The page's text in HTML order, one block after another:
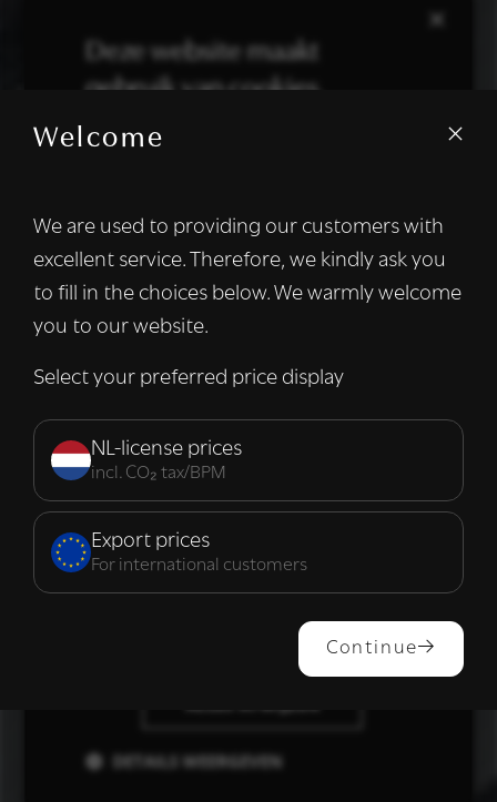
Welcome
We are used to providing our customers with
excellent service. Therefore, we kindly ask you
to fill in the choices below. We warmly welcome
you to our website.
Select your preferred price display
NL-license prices
incl. CO₂ tax/BPM
Export prices
For international customers
Continue
×
Deze website maakt
gebruik van cookies.
We gebruiken cookies om inhoud en
informatie over uw gebruik van onze site
met onze advertentie- en analysepartners,
die deze kunnen combineren met andere
informatie die u aan hen heeft verstrekt of
van hun diensten. Lees verder
Strikt
noodzakelijk
Prestatie Targeting
ALLES ACCEPTEREN
DETAILS WEERGEVEN